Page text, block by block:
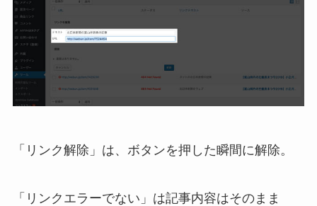
「 リンク解除 」は、ボタンを押した瞬間に解除。
「 リンクエラーでない 」は記事内容はそのまま